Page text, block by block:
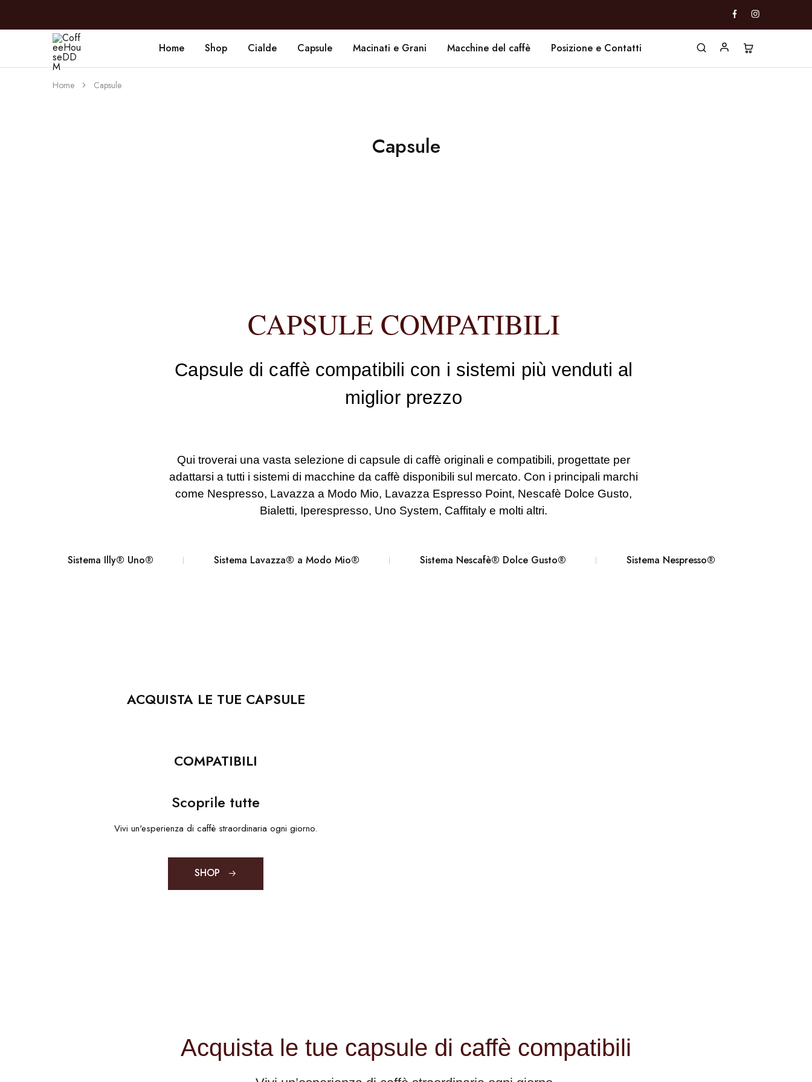
CoffeeHouseDDM
Caffè
a
Marano
Home Shop Cialde Capsule Macinati e Grani Macchine del caffè Posizione e Contatti
Home Capsule
Capsule
CAPSULE COMPATIBILI
Capsule di caffè compatibili con i sistemi più venduti al
miglior prezzo
Qui troverai una vasta selezione dicapsule di caffè originali e compatibili, progettate per
adattarsi a tutti i sistemi di macchine da caffè disponibili sul mercato. Con i principali marchi
come Nespresso, Lavazza a Modo Mio, Lavazza Espresso Point, Nescafè Dolce Gusto,
Bialetti, Iperespresso, Uno System, Caffitaly e molti altri.
Sistema Illy® Uno® Sistema Lavazza® a Modo Mio® Sistema Nescafè® Dolce Gusto® Sistema Nespresso®
ACQUISTA LE TUE CAPSULE
COMPATIBILI
Scoprile tutte
Vivi un'esperienza di caffè straordinaria ogni giorno.​
SHOP
Acquista le tue capsule di caffè compatibili